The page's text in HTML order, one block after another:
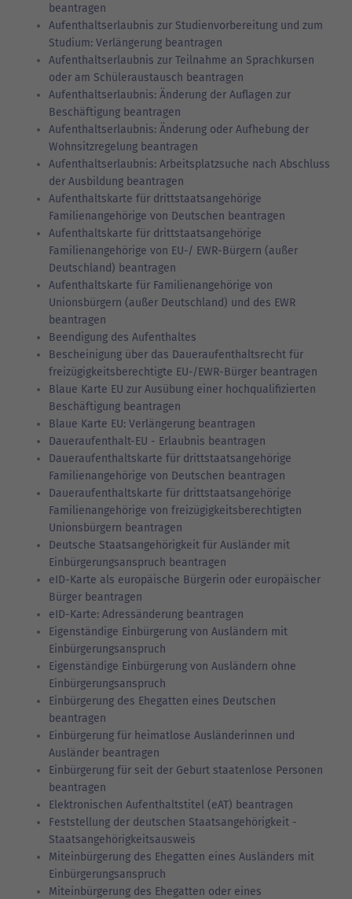
beantragen
Aufenthaltserlaubnis zur Studienvorbereitung und zum
Studium: Verlängerung beantragen
Aufenthaltserlaubnis zur Teilnahme an Sprachkursen
oder am Schüleraustausch beantragen
Aufenthaltserlaubnis: Änderung der Auflagen zur
Beschäftigung beantragen
Aufenthaltserlaubnis: Änderung oder Aufhebung der
Wohnsitzregelung beantragen
Aufenthaltserlaubnis: Arbeitsplatzsuche nach Abschluss
der Ausbildung beantragen
Aufenthaltskarte für drittstaatsangehörige
Familienangehörige von Deutschen beantragen
Aufenthaltskarte für drittstaatsangehörige
Familienangehörige von EU-/ EWR-Bürgern (außer
Deutschland) beantragen
Aufenthaltskarte für Familienangehörige von
Unionsbürgern (außer Deutschland) und des EWR
beantragen
Beendigung des Aufenthaltes
Bescheinigung über das Daueraufenthaltsrecht für
freizügigkeitsberechtigte EU-/EWR-Bürger beantragen
Blaue Karte EU zur Ausübung einer hochqualifizierten
Beschäftigung beantragen
Blaue Karte EU: Verlängerung beantragen
Daueraufenthalt-EU - Erlaubnis beantragen
Daueraufenthaltskarte für drittstaatsangehörige
Familienangehörige von Deutschen beantragen
Daueraufenthaltskarte für drittstaatsangehörige
Familienangehörige von freizügigkeitsberechtigten
Unionsbürgern beantragen
Deutsche Staatsangehörigkeit für Ausländer mit
Einbürgerungsanspruch beantragen
eID-Karte als europäische Bürgerin oder europäischer
Bürger beantragen
eID-Karte: Adressänderung beantragen
Eigenständige Einbürgerung von Ausländern mit
Einbürgerungsanspruch
Eigenständige Einbürgerung von Ausländern ohne
Einbürgerungsanspruch
Einbürgerung des Ehegatten eines Deutschen
beantragen
Einbürgerung für heimatlose Ausländerinnen und
Ausländer beantragen
Einbürgerung für seit der Geburt staatenlose Personen
beantragen
Elektronischen Aufenthaltstitel (eAT) beantragen
Feststellung der deutschen Staatsangehörigkeit -
Staatsangehörigkeitsausweis
Miteinbürgerung des Ehegatten eines Ausländers mit
Einbürgerungsanspruch
Miteinbürgerung des Ehegatten oder eines